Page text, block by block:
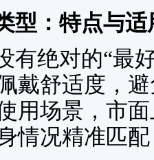
型：特点与
有绝对的“最
戴舒适度，
用场景，市
情况精准匹